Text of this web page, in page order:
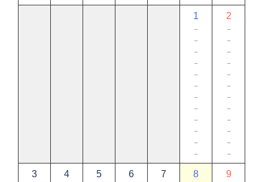
1
－
－
－
－
－
－
－
－
－
－
－
－
2
－
－
－
－
－
－
－
－
－
－
－
－
3 4 5 6 7 8 9